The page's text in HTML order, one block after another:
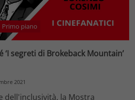
Primo piano
‘I segreti di Brokeback Mountain’
2021
dell'inclusività, la Mostra